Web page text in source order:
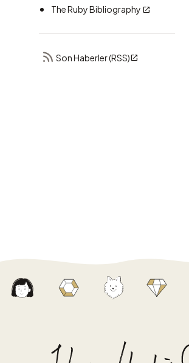
The Ruby Bibliography
Son Haberler (RSS)